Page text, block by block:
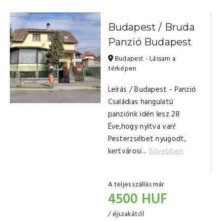
Budapest / Bruda
Panzió Budapest
Budapest - Lássam a
térképen
Leírás / Budapest - Panzió
Családias hangulatú
panziónk idén lesz 28
Éve,hogy nyitva van!
Pesterzsébet nyugodt,
kertvárosi... Bővebben
A teljes szállás már
4500 HUF
/ éjszakától